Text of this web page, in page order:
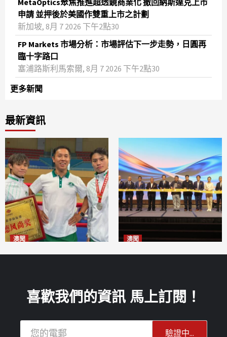
MetaOptics聚焦推進超透鏡商業化 撤回納斯達克上市
申請 並押後於美國作雙重上市之計劃
新加坡, 8月 7 2026 下午2點30
FP Markets 市場分析：市場評估下一步走勢，日圓再
臨十字路口
塞浦路斯利馬索爾, 8月 7 2026 下午2點30
更多新聞
最新資訊
澳聞 澳聞
喜歡我們的資訊 馬上訂閱！